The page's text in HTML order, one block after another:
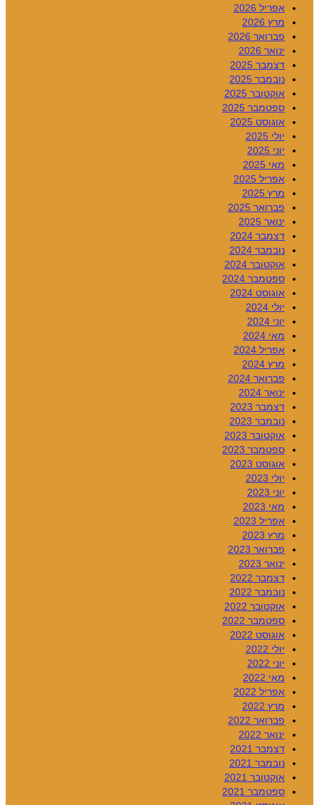
אפריל 2026
מרץ 2026
פברואר 2026
ינואר 2026
דצמבר 2025
נובמבר 2025
אוקטובר 2025
ספטמבר 2025
אוגוסט 2025
יולי 2025
יוני 2025
מאי 2025
אפריל 2025
מרץ 2025
פברואר 2025
ינואר 2025
דצמבר 2024
נובמבר 2024
אוקטובר 2024
ספטמבר 2024
אוגוסט 2024
יולי 2024
יוני 2024
מאי 2024
אפריל 2024
מרץ 2024
פברואר 2024
ינואר 2024
דצמבר 2023
נובמבר 2023
אוקטובר 2023
ספטמבר 2023
אוגוסט 2023
יולי 2023
יוני 2023
מאי 2023
אפריל 2023
מרץ 2023
פברואר 2023
ינואר 2023
דצמבר 2022
נובמבר 2022
אוקטובר 2022
ספטמבר 2022
אוגוסט 2022
יולי 2022
יוני 2022
מאי 2022
אפריל 2022
מרץ 2022
פברואר 2022
ינואר 2022
דצמבר 2021
נובמבר 2021
אוקטובר 2021
ספטמבר 2021